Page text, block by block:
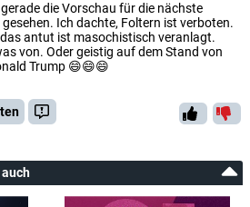
die Vorschau für die nächste
gesehen. Ich dachte, Foltern ist verboten.
antut ist masochistisch veranlagt.
von. Oder geistig auf dem Stand von
Trump 😄😄😄
auch